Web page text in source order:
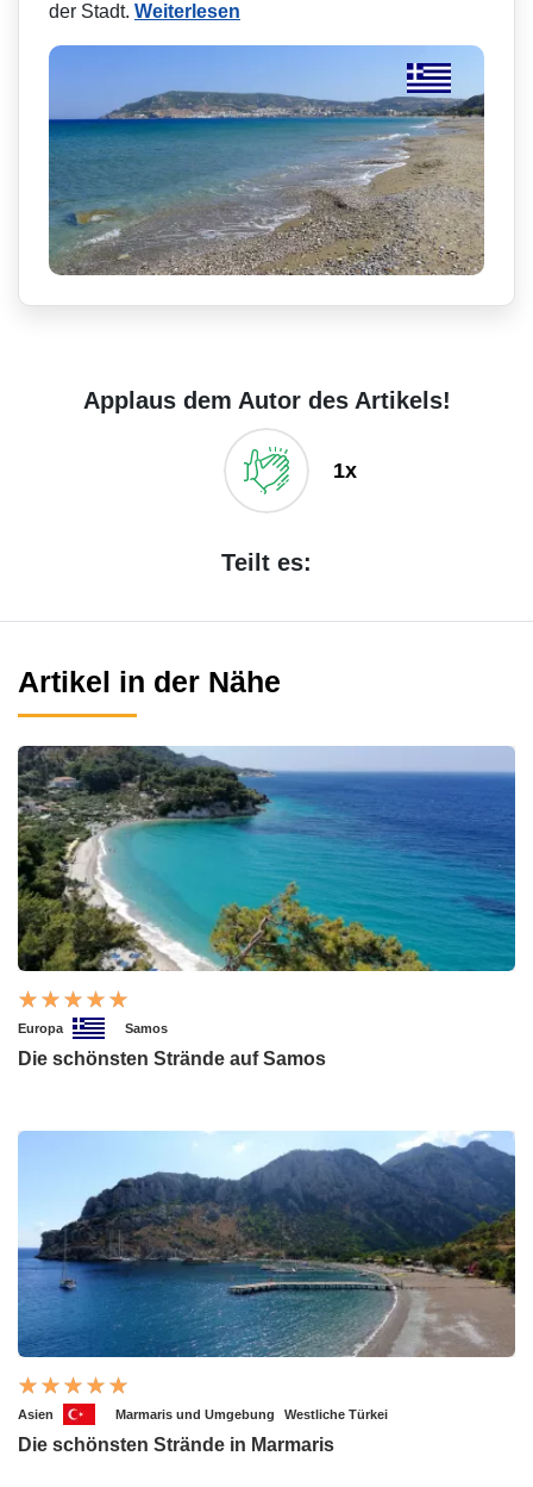
der Stadt. Weiterlesen
Applaus dem Autor des Artikels!
1x
Teilt es:
Artikel in der Nähe
Europa Samos
Die schönsten Strände auf Samos
Asien Marmaris und Umgebung Westliche Türkei
Die schönsten Strände in Marmaris